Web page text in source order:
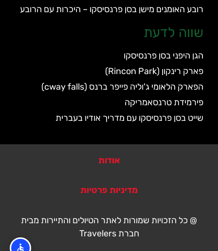
רובע האומנים מישן בסן פרנסיסקו – היכרות עם הרובע
שווה לדעת
הגן היפני בסן פרנסיסקו
פארק רינקון (Rincon Park)
הפארק הלאומי ג'וליה פייפר ברנס (cway falls)
פירמידת טרנסאמריקה
שייט בסן פרנסיסקו עם מדריך אודיו בעברית
אודות
מדיניות פרטיות
@ כל הזכויות שמורות לאתר הטיולים והתיירות מבית
חברת Travelers